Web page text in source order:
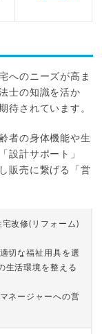
へのニーズが高ま
士の知識を活か
待されています。
者の身体機能や生
設計サポート」
販売に繋げる「営
改修(リフォーム)
切な福祉用具を選
生活環境を整える
ネージャーへの営